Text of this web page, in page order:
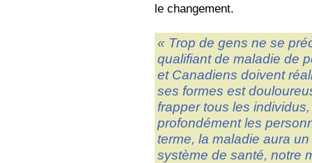
le changement.
« Trop de gens ne se
qualifiant de maladie de
et Canadiens doivent
ses formes est
frapper tous les
profondément les
terme, la maladie aura
système de santé, notre